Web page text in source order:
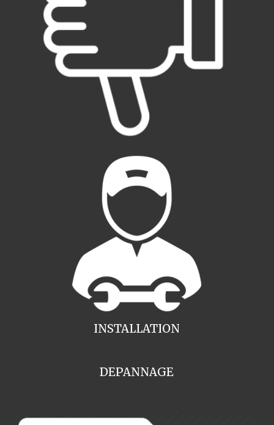
INSTALLATION
DEPANNAGE